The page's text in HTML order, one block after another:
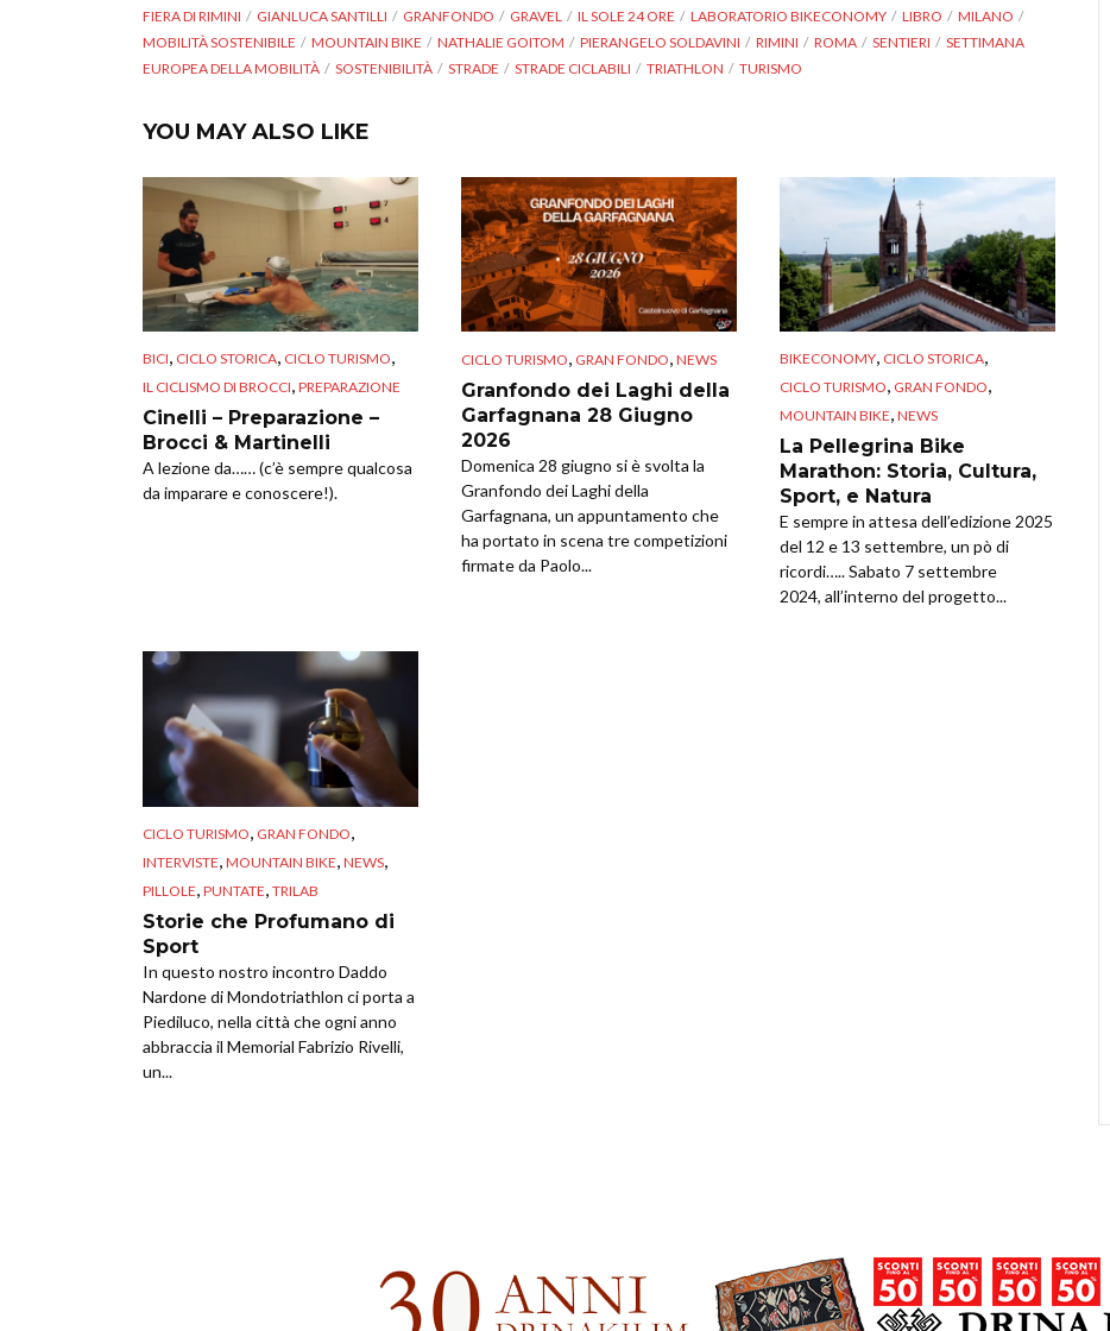
FIERA DI RIMINI
GIANLUCA SANTILLI GRANFONDO GRAVEL IL SOLE 24 ORE LABORATORIO BIKECONOMY LIBRO
MILANO
MOBILITÀ SOSTENIBILE
MOUNTAIN BIKE NATHALIE GOITOM PIERANGELO SOLDAVINI RIMINI ROMA SENTIERI
SETTIMANA
EUROPEA DELLA MOBILITÀ
SOSTENIBILITÀ STRADE STRADE CICLABILI TRIATHLON TURISMO
YOU MAY ALSO LIKE
BICI, CICLO STORICA, CICLO TURISMO,
IL CICLISMO DI BROCCI, PREPARAZIONE
Cinelli – Preparazione –
Brocci & Martinelli
A lezione da…… (c’è sempre qualcosa
da imparare e conoscere!).
CICLO TURISMO, GRAN FONDO, NEWS
Granfondo dei Laghi della
Garfagnana 28 Giugno
2026
Domenica 28 giugno si è svolta la
Granfondo dei Laghi della
Garfagnana, un appuntamento che
ha portato in scena tre competizioni
firmate da Paolo...
BIKECONOMY, CICLO STORICA,
CICLO TURISMO, GRAN FONDO,
MOUNTAIN BIKE, NEWS
La Pellegrina Bike
Marathon: Storia, Cultura,
Sport, e Natura
E sempre in attesa dell’edizione 2025
del 12 e 13 settembre, un pò di
ricordi….. Sabato 7 settembre
2024, all’interno del progetto...
CICLO TURISMO GRAN FONDO
INTERVISTE MOUNTAIN BIKE NEWS
PILLOLE PUNTATE TRILAB
Storie che Profumano di
Sport
In questo nostro incontro Daddo
Nardone di Mondotriathlon ci porta a
Piediluco, nella città che ogni anno
abbraccia il Memorial Fabrizio Rivelli,
un...